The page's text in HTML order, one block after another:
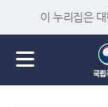
이 누리집은